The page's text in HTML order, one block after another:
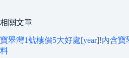
相關文章
寶翠灣1號樓價5大好處[year]!內含
料